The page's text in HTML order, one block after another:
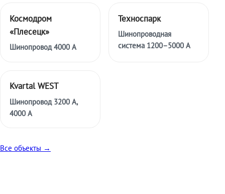
Космодром
«Плесецк»
Шинопровод 4000 А
Техноспарк
Шинопроводная
система 1200–5000 А
Kvartal WEST
Шинопровод 3200 А,
4000 А
Все объекты →